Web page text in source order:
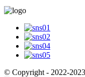
© Copyright - 2022-